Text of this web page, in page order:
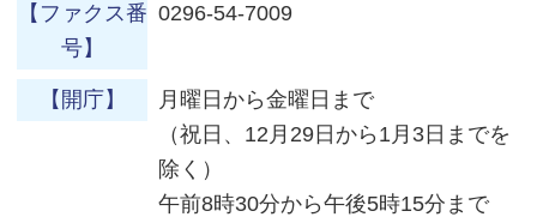
【ファクス番
号】
0296-54-7009
【開庁】
月曜日から金曜日まで
（祝日、12月29日から1月3日までを
除く）
午前8時30分から午後5時15分まで